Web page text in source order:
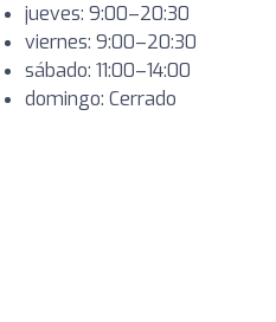
jueves: 9:00–20:30
viernes: 9:00–20:30
sábado: 11:00–14:00
domingo: Cerrado